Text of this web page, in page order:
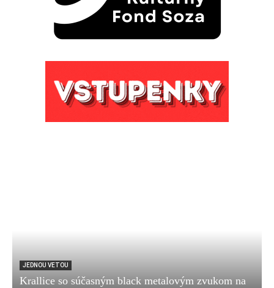
JEDNOU VETOU
Krallice so súčasným black metalovým zvukom na